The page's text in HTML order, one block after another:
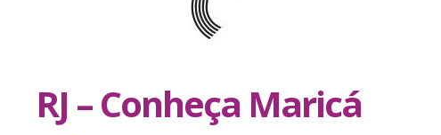
RJ – Conheça Maricá